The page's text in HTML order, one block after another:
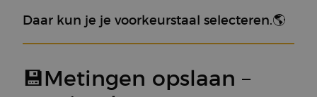
Daar kun je je voorkeurstaal selecteren.🌎
💾Metingen opslaan –